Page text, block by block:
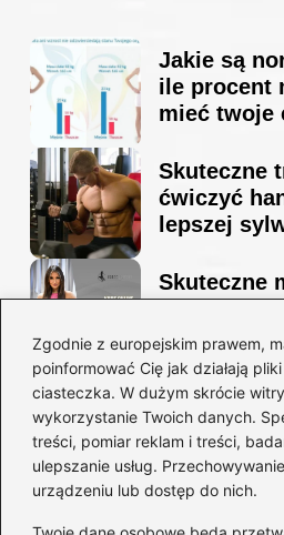
Zgodnie z europejskim prawem,
poinformować Cię jak działają
ciasteczka. W dużym skrócie
wykorzystanie Twoich danych.
treści, pomiar reklam i treści,
ulepszanie usług.
urządzeniu lub dostęp do nich.
Jakie są
ile procent
mieć twoje
Skuteczne
ćwiczyć
lepszej
Skuteczne
sylwetkę w
Idealny
go do